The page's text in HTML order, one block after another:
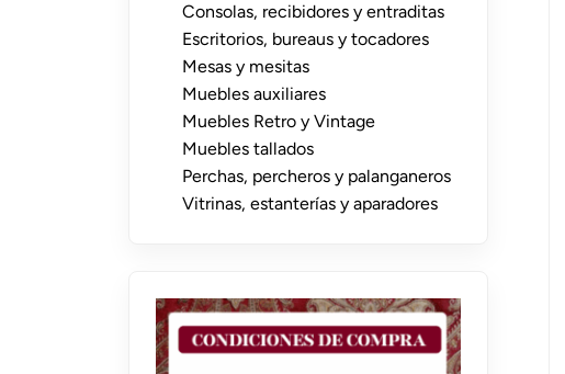
Consolas, recibidores y entraditas
Escritorios, bureaus y tocadores
Mesas y mesitas
Muebles auxiliares
Muebles Retro y Vintage
Muebles tallados
Perchas, percheros y palanganeros
Vitrinas, estanterías y aparadores